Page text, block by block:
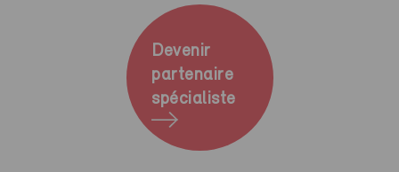
Devenir
partenaire
spécialiste